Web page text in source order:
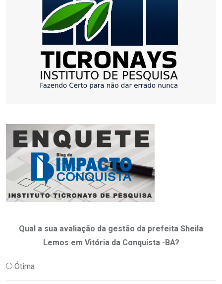
Qual a sua avaliação da gestão da prefeita Sheila
Lemos em Vitória da Conquista -BA?
Ótima